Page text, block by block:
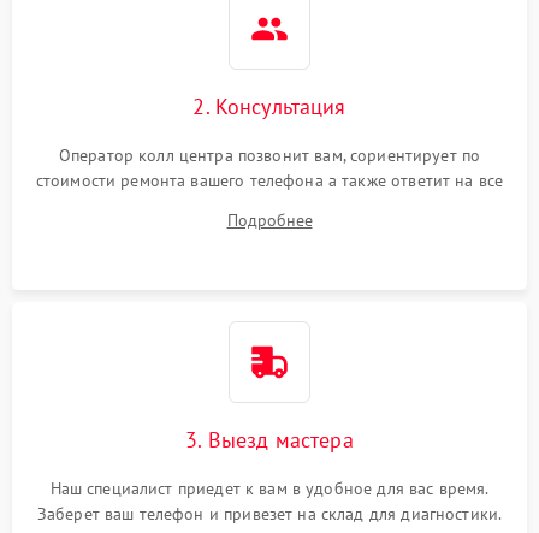
2. Консультация
Оператор колл центра позвонит вам, сориентирует по
стоимости ремонта вашего телефона а также ответит на все
Подробнее
3. Выезд мастера
Наш специалист приедет к вам в удобное для вас время.
Заберет ваш телефон и привезет на склад для диагностики.